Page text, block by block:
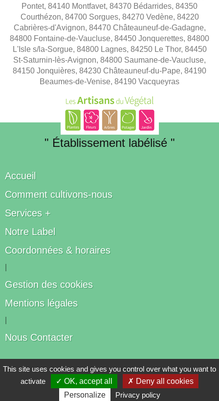
Pontet, 84140 Montfavet, 84370 Bédarrides, 84350
Courthézon, 84700 Sorgues, 84270 Vedène, 84220
Cabrières-d'Avignon, 84470 Châteauneuf-de-Gadagne,
84800 Fontaine-de-Vaucluse, 84450 Jonquerettes, 84800
L'Isle s/la-Sorgue, 84800 Lagnes, 84250 Le Thor, 84450
St-Saturnin-lès-Avignon, 84800 Saumane-de-Vaucluse,
84150 Jonquières, 84230 Châteauneuf-du-Pape, 84190
Beaumes-de-Venise, 84190 Vacqueyras
" Établissement labélisé "
Accueil
Comment cultivons-nous
Services +
Notre Label
Coordonnées & horaires
Gestion des cookies
Mentions légales
Nous Contacter
Les artisans du végétal
Horticulteurs et pépinièristes de France
This site uses cookies and gives you control over what you want to
activate
✓ OK, accept all
✗ Deny all cookies
Personalize
Privacy policy